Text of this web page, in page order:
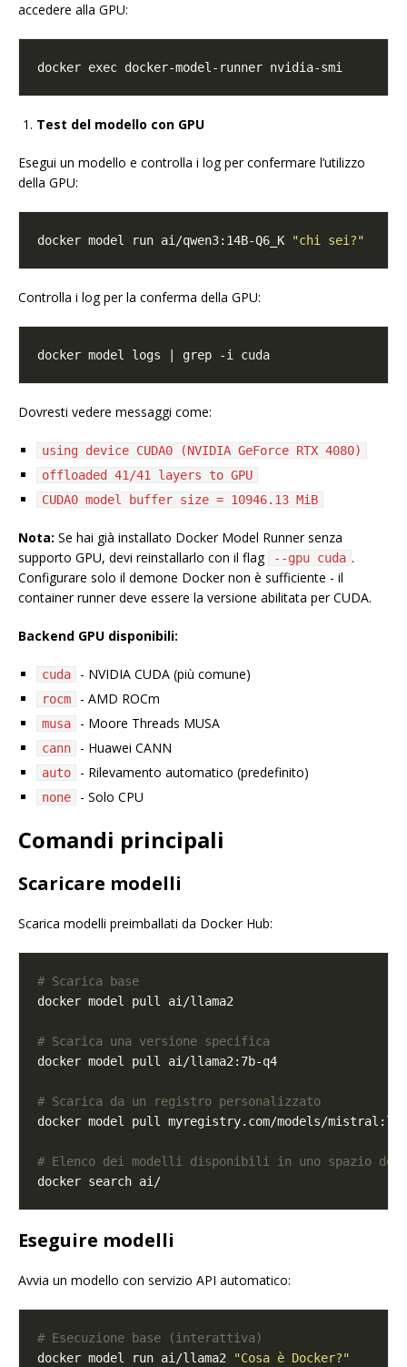
accedere alla GPU:
Test del modello con GPU
Esegui un modello e controlla i log per confermare l’utilizzo
della GPU:
docker model run ai/qwen3:14B-Q6_K "chi sei?"
Controlla i log per la conferma della GPU:
Dovresti vedere messaggi come:
using device CUDA0 (NVIDIA GeForce RTX 4080)
offloaded 41/41 layers to GPU
CUDA0 model buffer size = 10946.13 MiB
Nota: Se hai già installato Docker Model Runner senza
supporto GPU, devi reinstallarlo con il flag
--gpu cuda .
Configurare solo il demone Docker non è sufficiente - il
container runner deve essere la versione abilitata per CUDA.
Backend GPU disponibili:
cuda - NVIDIA CUDA (più comune)
rocm - AMD ROCm
musa - Moore Threads MUSA
cann - Huawei CANN
auto - Rilevamento automatico (predefinito)
none - Solo CPU
Comandi principali
Scaricare modelli
Scarica modelli preimballati da Docker Hub:
# Scarica base
# Scarica una versione specifica
# Scarica da un registro personalizzato
# Elenco dei modelli disponibili in uno spazio dei
Eseguire modelli
Avvia un modello con servizio API automatico:
# Esecuzione base (interattiva)
docker model run ai/llama2
"Cosa è Docker?"